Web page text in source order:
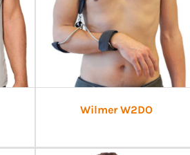
Wilmer W2DO